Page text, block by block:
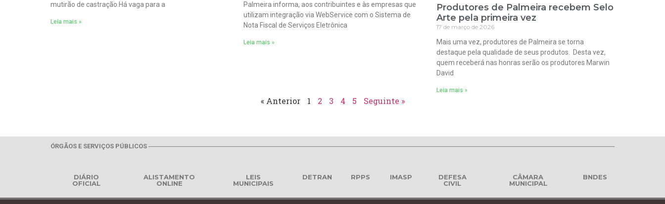
mutirão de castração.Há vaga para a
Leia mais »
Palmeira informa, aos contribuintes e às empresas que
utilizam integração via WebService com o Sistema de
Nota Fiscal de Serviços Eletrônica
Leia mais »
Produtores de Palmeira recebem Selo
Arte pela primeira vez
17 de março de 2026
Mais uma vez, produtores de Palmeira se torna
destaque pela qualidade de seus produtos. Desta vez,
quem receberá nas honras serão os produtores Marwin
David
Leia mais »
« Anterior 1 2 3 4 5 Seguinte »
ÓRGÃOS E SERVIÇOS PÚBLICOS
DIÁRIO
OFICIAL
ALISTAMENTO
ONLINE
LEIS
MUNICIPAIS
DETRAN RPPS IMASP
DEFESA
CIVIL
CÂMARA
MUNICIPAL
BNDES